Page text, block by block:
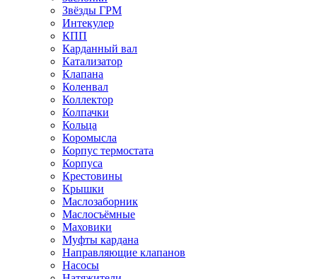
Звёзды ГРМ
Интекулер
КПП
Карданный вал
Катализатор
Клапана
Коленвал
Коллектор
Колпачки
Кольца
Коромысла
Корпус термостата
Корпуса
Крестовины
Крышки
Маслозаборник
Маслосъёмные
Маховики
Муфты кардана
Направляющие клапанов
Насосы